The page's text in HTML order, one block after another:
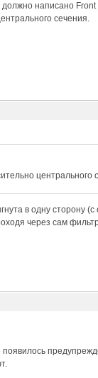
написано
сечения.
центрального
в одну сторону
через сам